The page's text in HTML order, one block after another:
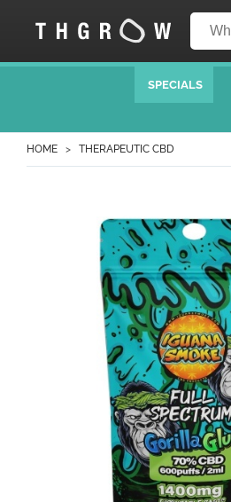
SPECIALS
HOME THERAPEUTIC CBD